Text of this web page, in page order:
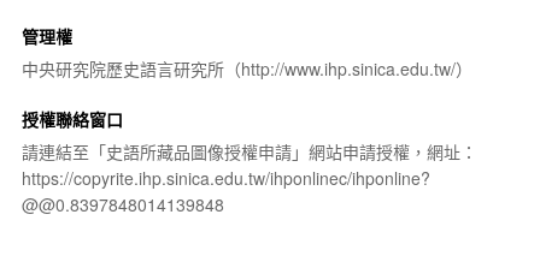
管理權
中央研究院歷史語言研究所（http://www.ihp.sinica.edu.tw/）
授權聯絡窗口
請連結至「史語所藏品圖像授權申請」網站申請授權，網址：
https://copyrite.ihp.sinica.edu.tw/ihponlinec/ihponline?
@@0.8397848014139848